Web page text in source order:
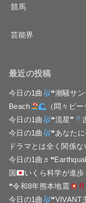
競馬
芸能界
最近の投稿
今日の1曲 ❝潮騒サ
Beach
（悶々ビ
今日の1曲
❝流星❞
今日の1曲
❝あなた
ドラマとは全く関係な
今日の1曲
国
いくら科学が進
❝令和8年熊本地震
今日の1曲
❝VIVANT